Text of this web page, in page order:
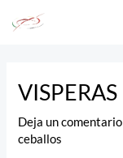
VISPERAS
Deja un comentario
ceballos